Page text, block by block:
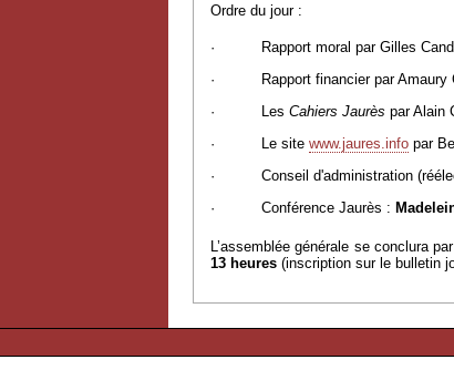
Ordre du jour :
·
Rapport moral par Gilles
·
Rapport financier par Amaury
·
Les Cahiers Jaurès par Alain
·
Le site www.jaures.info par
·
Conseil d'administration
·
Conférence Jaurès :
L’assemblée générale se conclura
13 heures (inscription sur le bulletin